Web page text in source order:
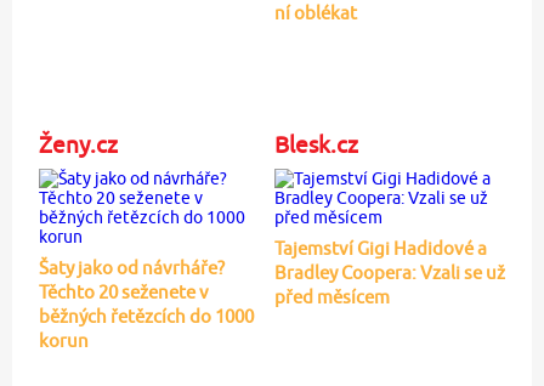
ní oblékat
Ženy.cz
Šaty jako od návrháře?
Těchto 20 seženete v
běžných řetězcích do 1000
korun
Blesk.cz
Tajemství Gigi Hadidové a
Bradley Coopera: Vzali se už
před měsícem